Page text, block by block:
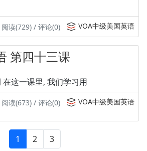
读(729) / 评论(0) VOA中级美国英语
第四十三课
这一课里, 我们学习用
读(673) / 评论(0) VOA中级美国英语
1 2 3